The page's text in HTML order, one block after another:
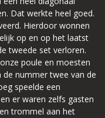
Dat werkte heel goed.
Hierdoor wonnen
op en op het laatst
tweede set verloren.
poule en moesten
nummer twee van de
speelde een
er waren zelfs gasten
trommel aan het